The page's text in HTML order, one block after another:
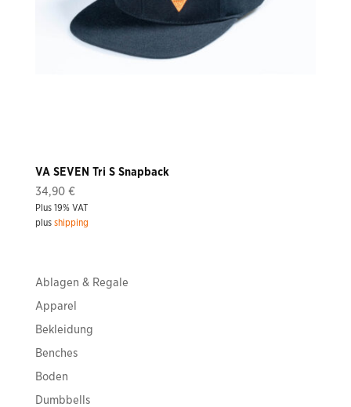
VA SEVEN Tri S Snapback
34,90 €
Plus 19% VAT
plus shipping
Ablagen & Regale
Apparel
Bekleidung
Benches
Boden
Dumbbells